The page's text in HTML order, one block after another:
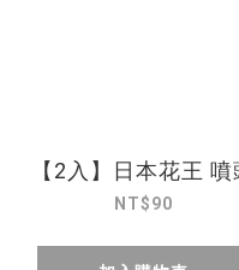
【2入】日本花王 噴
NT$90